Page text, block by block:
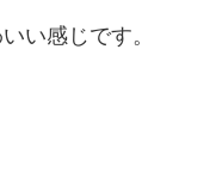
外科さんの